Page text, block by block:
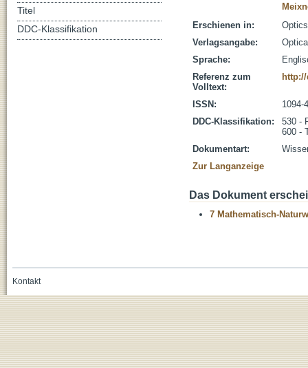
Erschienen in:
Verlagsangabe:
Sprache:
Referenz zum
Volltext:
ISSN:
1094-
DDC-Klassifikation:
530 -
600 -
Dokumentart:
Zur Langanzeige
Das Dokument
7 Mathematisch-
Titel
DDC-Klassifikation
Kontakt